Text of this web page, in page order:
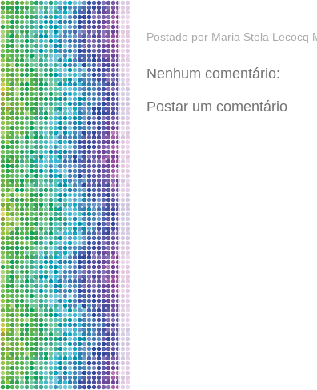
Postado por Maria Stela Lecocq
Nenhum comentário:
Postar um comentário